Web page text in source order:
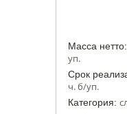
Масса нетто:
уп.
Срок
ч. б/уп.
Категория: